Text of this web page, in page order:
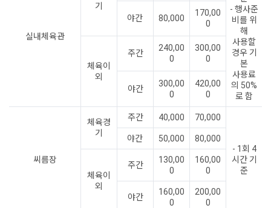
실내체육관
기
- 행사준
비를 위
해
사용할
경우 기
본
사용료
의 50%
로 함
야간 80,000
170,00
0
체육이
외
주간
240,00
0
300,00
0
야간
300,00
0
420,00
0
씨름장
체육경
기
주간 40,000 70,000
- 1회 4
시간 기
준
야간 50,000 80,000
체육이
외
주간
130,00
0
160,00
0
야간
160,00
0
200,00
0